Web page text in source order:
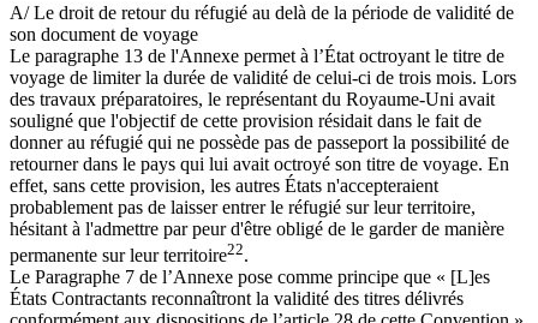
A/ Le droit de retour du réfugié au delà de la période de validité de
son document de voyage
Le paragraphe 13 de l'Annexe permet à l’État octroyant le titre de
voyage de limiter la durée de validité de celui-ci de trois mois. Lors
des travaux préparatoires, le représentant du Royaume-Uni avait
souligné que l'objectif de cette provision résidait dans le fait de
donner au réfugié qui ne possède pas de passeport la possibilité de
retourner dans le pays qui lui avait octroyé son titre de voyage. En
effet, sans cette provision, les autres États n'accepteraient
probablement pas de laisser entrer le réfugié sur leur territoire,
hésitant à l'admettre par peur d'être obligé de le garder de manière
permanente sur leur territoire22.
Le Paragraphe 7 de l’Annexe pose comme principe que « [L]es
États Contractants reconnaîtront la validité des titres délivrés